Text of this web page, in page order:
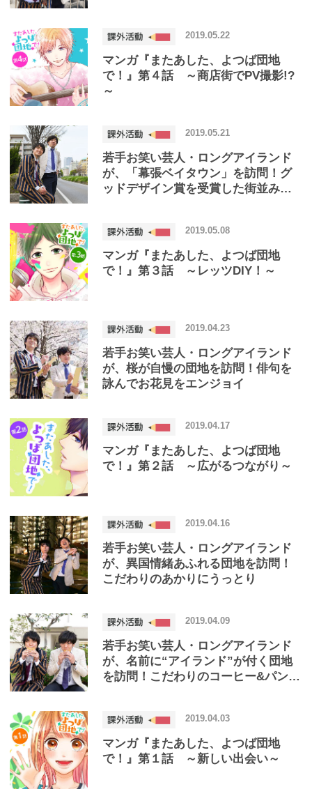
マンガ『またあした、よつば団地
で！』第４話 ～商店街でPV撮影!?
～
2019.05.22
若手お笑い芸人・ロングアイランド
が、「幕張ベイタウン」を訪問！グ
ッドデザイン賞を受賞した街並みに
2019.05.21
マンガ『またあした、よつば団地
で！』第３話 ～レッツDIY！～
2019.05.08
若手お笑い芸人・ロングアイランド
が、桜が自慢の団地を訪問！俳句を
詠んでお花見をエンジョイ
2019.04.23
マンガ『またあした、よつば団地
で！』第２話 ～広がるつながり～
2019.04.17
若手お笑い芸人・ロングアイランド
が、異国情緒あふれる団地を訪問！
こだわりのあかりにうっとり
2019.04.16
若手お笑い芸人・ロングアイランド
が、名前に“アイランド”が付く団地
を訪問！こだわりのコーヒー&パンを
2019.04.09
マンガ『またあした、よつば団地
で！』第１話 ～新しい出会い～
2019.04.03